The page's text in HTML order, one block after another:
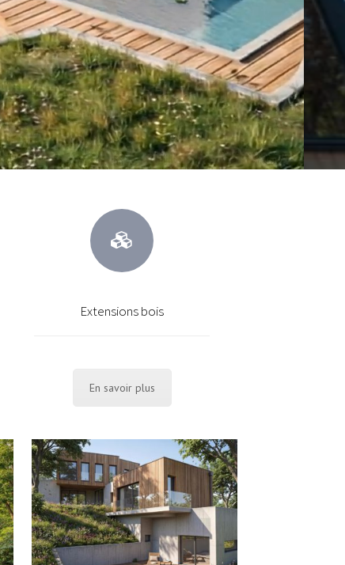
Extensions bois
En savoir plus
CONSTRUCTION D’UNE MAISON, BOIS ET
MAÇONNERIE À VERRIÈRES-LE-BUISSON